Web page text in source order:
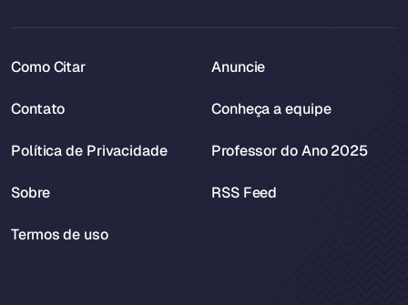
Como Citar
Contato
Política de Privacidade
Sobre
Termos de uso
Anuncie
Conheça a equipe
Professor do Ano 2025
RSS Feed